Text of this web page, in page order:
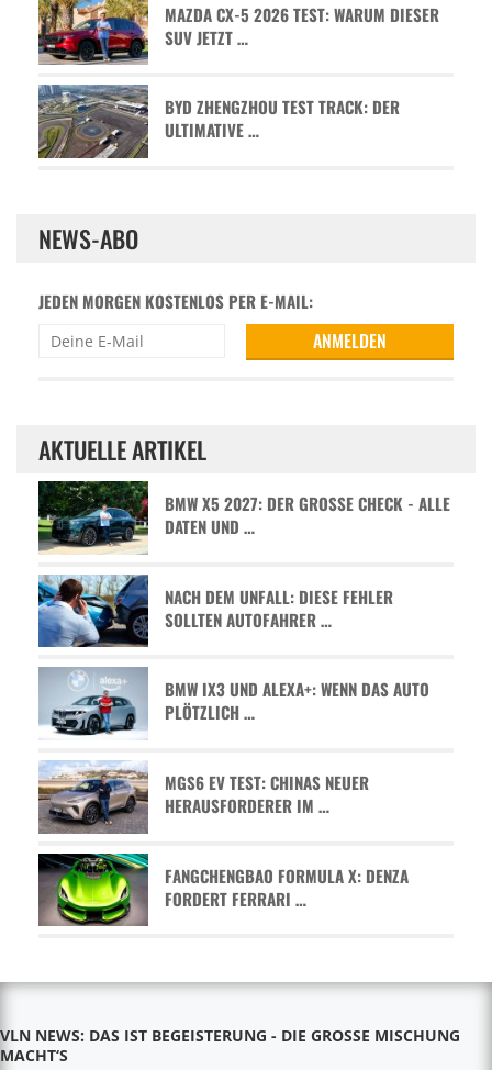
MAZDA CX-5 2026 TEST: WARUM DIESER
SUV JETZT …
BYD ZHENGZHOU TEST TRACK: DER
ULTIMATIVE …
NEWS-ABO
JEDEN MORGEN KOSTENLOS PER E-MAIL:
AKTUELLE ARTIKEL
BMW X5 2027: DER GROSSE CHECK - ALLE D
ATEN UND …
NACH DEM UNFALL: DIESE FEHLER
SOLLTEN AUTOFAHRER …
BMW IX3 UND ALEXA+: WENN DAS AUTO
PLÖTZLICH …
MGS6 EV TEST: CHINAS NEUER
HERAUSFORDERER IM …
FANGCHENGBAO FORMULA X: DENZA
FORDERT FERRARI …
VLN NEWS: DAS IST BEGEISTERUNG - DIE GROSSE MISCHUNG M
ACHT‘S